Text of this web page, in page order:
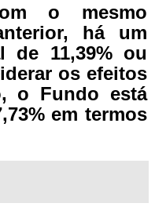
o mesmo
há um
de 11,39% ou
os efeitos
o Fundo está
em termos